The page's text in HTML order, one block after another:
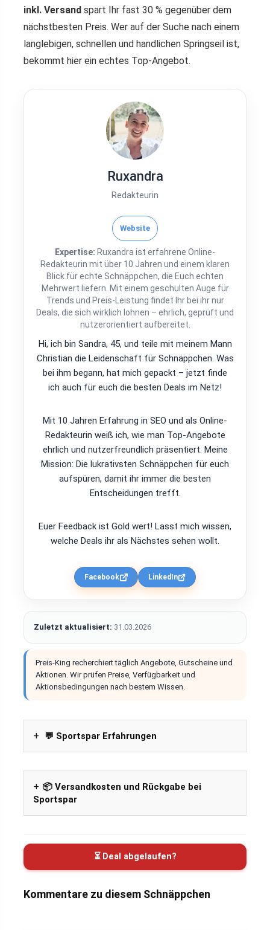
inkl. Versand spart Ihr fast 30 % gegenüber dem
nächstbesten Preis. Wer auf der Suche nach einem
langlebigen, schnellen und handlichen Springseil ist,
bekommt hier ein echtes Top-Angebot.
Ruxandra
Redakteurin
Website
Expertise: Ruxandra ist erfahrene Online-
Redakteurin mit über 10 Jahren und einem klaren
Blick für echte Schnäppchen, die Euch echten
Mehrwert liefern. Mit einem geschulten Auge für
Trends und Preis-Leistung findet Ihr bei ihr nur
Deals, die sich wirklich lohnen – ehrlich, geprüft und
nutzerorientiert aufbereitet.
Hi, ich bin Sandra, 45, und teile mit meinem Mann
Christian die Leidenschaft für Schnäppchen. Was
bei ihm begann, hat mich gepackt – jetzt finde
ich auch für euch die besten Deals im Netz!
Mit 10 Jahren Erfahrung in SEO und als Online-
Redakteurin weiß ich, wie man Top-Angebote
ehrlich und nutzerfreundlich präsentiert. Meine
Mission: Die lukrativsten Schnäppchen für euch
aufspüren, damit ihr immer die besten
Entscheidungen trefft.
Euer Feedback ist Gold wert! Lasst mich wissen,
welche Deals ihr als Nächstes sehen wollt.
Facebook LinkedIn
Zuletzt aktualisiert: 31.03.2026
Preis-King recherchiert täglich Angebote, Gutscheine und
Aktionen. Wir prüfen Preise, Verfügbarkeit und
Aktionsbedingungen nach bestem Wissen.
💬 Sportspar Erfahrungen
📦 Versandkosten und Rückgabe bei
Sportspar
⏳ Deal abgelaufen?
Kommentare zu diesem Schnäppchen